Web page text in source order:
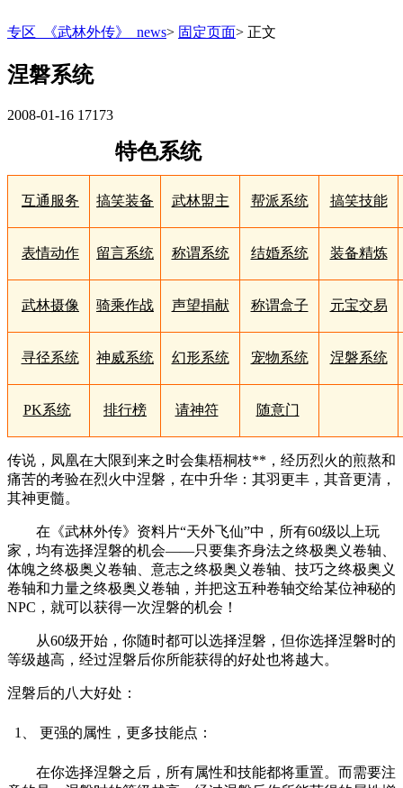
专区_《武林外传》_news> 固定页面> 正文
涅磐系统
2008-01-16 17173
特色系统
互通服务 搞笑装备 武林盟主 帮派系统 搞笑技能
表情动作 留言系统 称谓系统 结婚系统 装备精炼
武林摄像 骑乘作战 声望捐献 称谓盒子 元宝交易
寻径系统 神威系统 幻形系统 宠物系统 涅磐系统
PK系统 排行榜 请神符 随意门
传说，凤凰在大限到来之时会集梧桐枝**，经历烈火的煎熬和
痛苦的考验在烈火中涅磐，在中升华：其羽更丰，其音更清，
其神更髓。
在《武林外传》资料片“天外飞仙”中，所有60级以上玩
家，均有选择涅磐的机会——只要集齐身法之终极奥义卷轴、
体魄之终极奥义卷轴、意志之终极奥义卷轴、技巧之终极奥义
卷轴和力量之终极奥义卷轴，并把这五种卷轴交给某位神秘的
NPC，就可以获得一次涅磐的机会！
从60级开始，你随时都可以选择涅磐，但你选择涅磐时的
等级越高，经过涅磐后你所能获得的好处也将越大。
涅磐后的八大好处：
1、 更强的属性，更多技能点：
在你选择涅磐之后，所有属性和技能都将重置。而需要注